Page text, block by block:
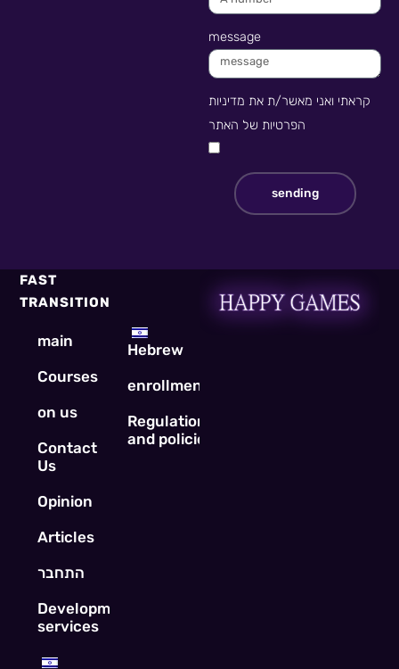
message
קראתי ואני מאשר/ת את מדיניות
הפרטיות של האתר
sending
FAST
TRANSITION
main
Courses
on us
Contact
Us
Opinion
Articles
התחבר
Development
services
Hebrew
enrollment
Regulations
and policies